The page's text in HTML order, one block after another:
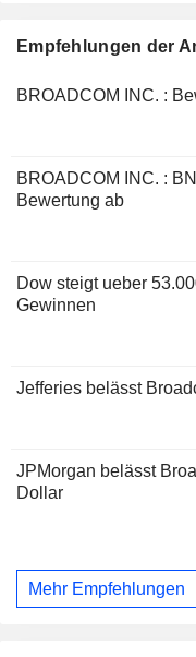
Empfehlungen der
BROADCOM INC. :
BROADCOM INC. :
Bewertung ab
Dow steigt ueber
Gewinnen
Jefferies belässt
JPMorgan belässt
Dollar
Mehr Empfehlungen